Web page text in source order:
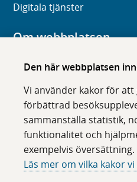
Den här webbplatsen
Vi använder kakor för att
förbättrad
sammanställa statistik,
funktionalitet och
exempelvis översättning.
Läs mer om vilka kakor
Digitala tjänster
Om webbplatsen
Om karolinska.se
Tillgänglighet
Om cookies
Följ oss i sociala medier